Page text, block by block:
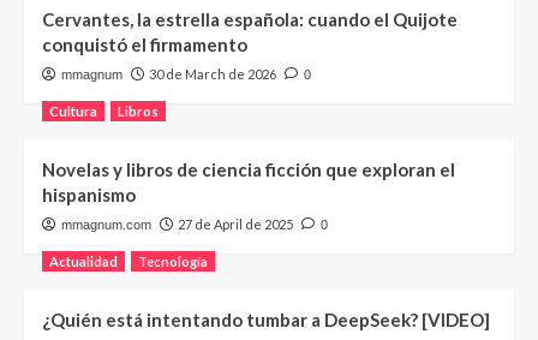
Cervantes, la estrella española: cuando el Quijote
conquistó el firmamento
mmagnum 30 de March de 2026 0
Cultura Libros
Novelas y libros de ciencia ficción que exploran el
hispanismo
mmagnum.com 27 de April de 2025 0
Actualidad Tecnología
¿Quién está intentando tumbar a DeepSeek? [VIDEO]